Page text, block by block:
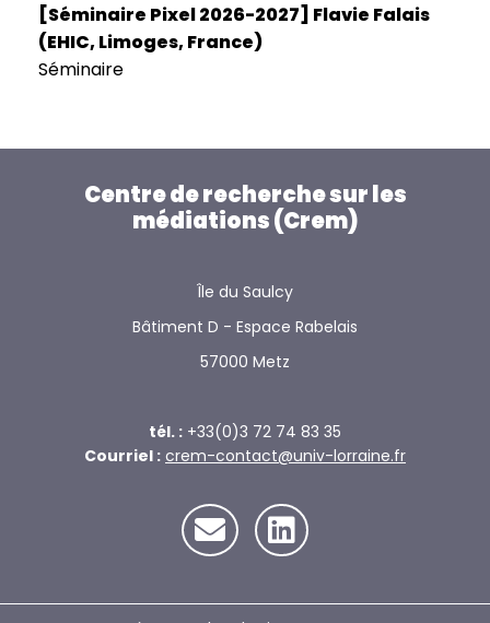
[Séminaire Pixel 2026-2027] Flavie Falais
(EHIC, Limoges, France)
Séminaire
Centre de recherche sur les
médiations (Crem)
Île du Saulcy
Bâtiment D - Espace Rabelais
57000 Metz
tél. : +33(0)3 72 74 83 35
Courriel : crem-contact@univ-lorraine.fr